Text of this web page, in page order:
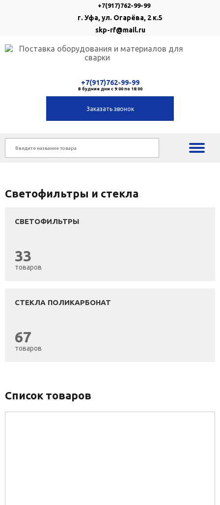
+7(917)762-99-99
г. Уфа, ул. Огарёва, 2 к.5
skp-rf@mail.ru
+7(917)762-99-99
В будние дни с 9:00 по 18:00
Заказать звонок
Светофильтры и стекла
СВЕТОФИЛЬТРЫ
33
товаров
СТЕКЛА ПОЛИКАРБОНАТ
67
товаров
Список товаров